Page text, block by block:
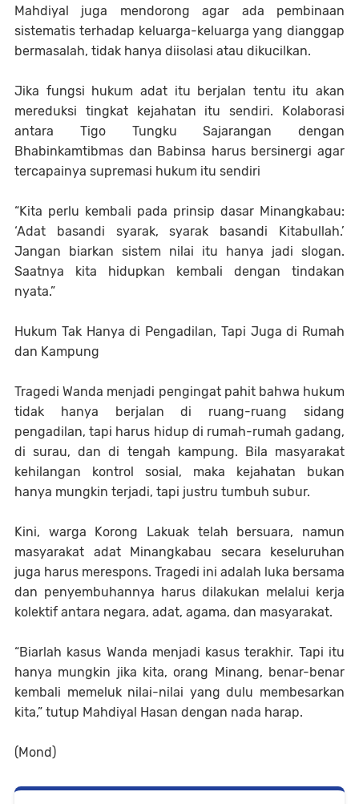
Mahdiyal juga mendorong agar ada pembinaan
sistematis terhadap keluarga-keluarga yang dianggap
bermasalah, tidak hanya diisolasi atau dikucilkan.
Jika fungsi hukum adat itu berjalan tentu itu akan
mereduksi tingkat kejahatan itu sendiri. Kolaborasi
antara Tigo Tungku Sajarangan dengan
Bhabinkamtibmas dan Babinsa harus bersinergi agar
tercapainya supremasi hukum itu sendiri
“Kita perlu kembali pada prinsip dasar Minangkabau:
‘Adat basandi syarak, syarak basandi Kitabullah.’
Jangan biarkan sistem nilai itu hanya jadi slogan.
Saatnya kita hidupkan kembali dengan tindakan
nyata.”
Hukum Tak Hanya di Pengadilan, Tapi Juga di Rumah
dan Kampung
Tragedi Wanda menjadi pengingat pahit bahwa hukum
tidak hanya berjalan di ruang-ruang sidang
pengadilan, tapi harus hidup di rumah-rumah gadang,
di surau, dan di tengah kampung. Bila masyarakat
kehilangan kontrol sosial, maka kejahatan bukan
hanya mungkin terjadi, tapi justru tumbuh subur.
Kini, warga Korong Lakuak telah bersuara, namun
masyarakat adat Minangkabau secara keseluruhan
juga harus merespons. Tragedi ini adalah luka bersama
dan penyembuhannya harus dilakukan melalui kerja
kolektif antara negara, adat, agama, dan masyarakat.
“Biarlah kasus Wanda menjadi kasus terakhir. Tapi itu
hanya mungkin jika kita, orang Minang, benar-benar
kembali memeluk nilai-nilai yang dulu membesarkan
kita,” tutup Mahdiyal Hasan dengan nada harap.
(Mond)